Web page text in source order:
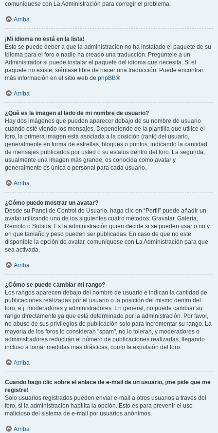
comuníquese con La Administración para corregir el problema.
Arriba
¡Mi idioma no está en la lista!
Esto se puede deber a que la administración no ha instalado el paquete de su
idioma para el foro o nadie ha creado una traducción. Pregúntele a un
Administrador si puede instalar el paquete del idioma que necesita. Si el
paquete no existe, siéntase libre de hacer una traducción. Puede encontrar
más información en el sitio web de phpBB®
Arriba
¿Qué es la imagen al lado de mi nombre de usuario?
Hay dos imágenes que pueden aparecer debajo de su nombre de usuario
cuando esté viendo los mensajes. Dependiendo de la plantilla que utilice el
foro, la primera imagen está asociada a la posición (rank) del usuario,
generalmente en forma de estrellas, bloques o puntos, indicando la cantidad
de mensajes publicados por usted o su estatus dentro del foro. La segunda,
usualmente una imagen más grande, es conocida como avatar y
generalmente es única o personal para cada usuario.
Arriba
¿Cómo puedo mostrar un avatar?
Desde su Panel de Control de Usuario, haga clic en “Perfil” puede añadir un
avatar utilizando uno de los siguientes cuatro métodos: Gravatar, Galería,
Remoto o Subida. Es la administración quien decide si se pueden usar o no y
en que tamaño y peso pueden ser publicadas. En caso de que no este
disponible la opción de avatar, comuníquese con La Administración para que
sea activada.
Arriba
¿Cómo se puede cambiar mi rango?
Los rangos aparecen debajo del nombre de usuario e indican la cantidad de
publicaciones realizadas por el usuario o la posición del mismo dentro del
foro, e.j. moderadores y administradores. En general, no puede cambiar su
rango directamente ya que está determinado por la administración. Por favor,
no abuse de sus privilegios de publicación solo para incrementar su rango. La
mayoría de los foros lo consideran "spam", no lo toleran, y moderadores o
administradores reducirán el número de publicaciones realizadas, llegando
incluso a tomar medidas mas drásticas, como la expulsión del foro.
Arriba
Cuando hago clic sobre el enlace de e-mail de un usuario, ¡me pide que me
registre!
Solo usuarios registrados pueden enviar e-mail a otros usuarios a través del
foro, si la administración habilita la opción. Esto es para prevenir el uso
malicioso del sistema de e-mail por usuarios anónimos.
Arriba